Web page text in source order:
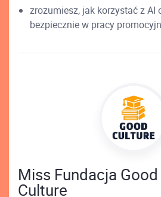
zrozumiesz, jak korzystać z AI
bezpiecznie w pracy
Miss Fundacja Good
Culture